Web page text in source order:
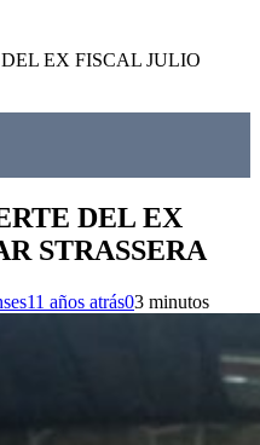
EX FISCAL JULIO
DEL EX
STRASSERA
11 años atrás03 minutos